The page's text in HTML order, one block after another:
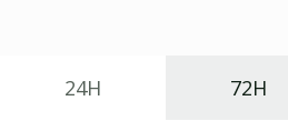
24H 72H